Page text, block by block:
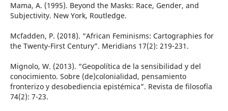
Mama, A. (1995). Beyond the Masks: Race, Gender, and
Subjectivity. New York, Routledge.
Mcfadden, P. (2018). “African Feminisms: Cartographies for
the Twenty-First Century”. Meridians 17(2): 219-231.
Mignolo, W. (2013). “Geopolítica de la sensibilidad y del
conocimiento. Sobre (de)colonialidad, pensamiento
fronterizo y desobediencia epistémica”. Revista de filosofía
74(2): 7-23.